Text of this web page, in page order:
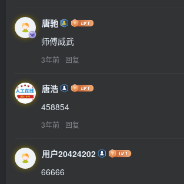
唐驰
师傅威武
3年前 回复
唐浩
458854
3年前 回复
用户20424202
66666